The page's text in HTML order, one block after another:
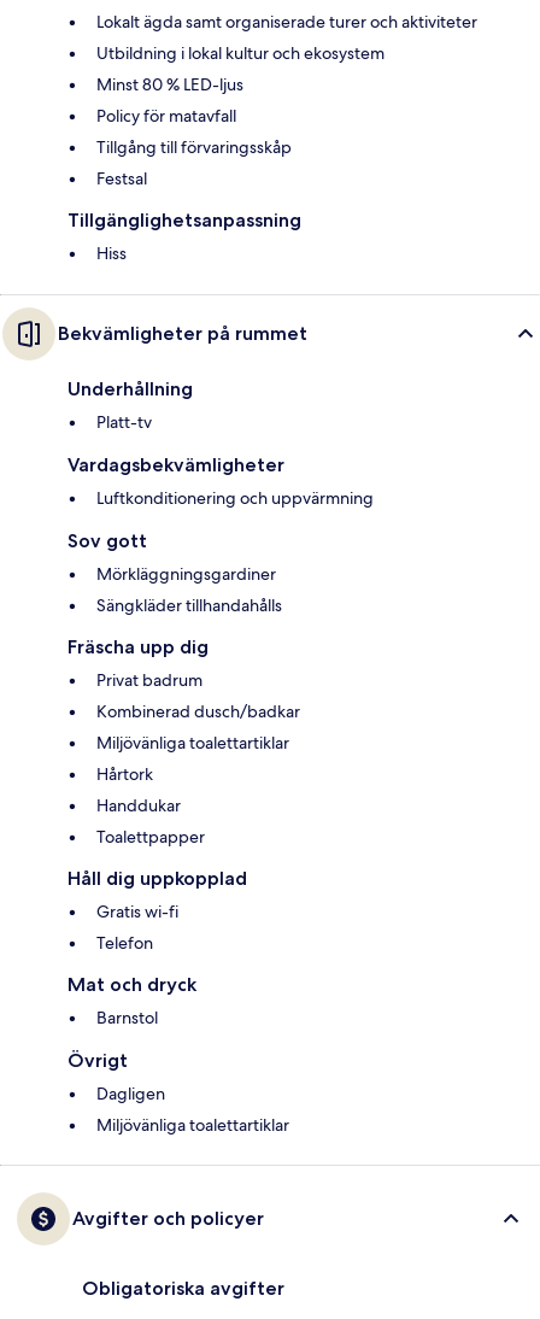
Lokalt ägda samt organiserade turer och aktiviteter
Utbildning i lokal kultur och ekosystem
Minst 80 % LED-ljus
Policy för matavfall
Tillgång till förvaringsskåp
Festsal
Tillgänglighetsanpassning
Hiss
Bekvämligheter på rummet
Underhållning
Platt-tv
Vardagsbekvämligheter
Luftkonditionering och uppvärmning
Sov gott
Mörkläggningsgardiner
Sängkläder tillhandahålls
Fräscha upp dig
Privat badrum
Kombinerad dusch/badkar
Miljövänliga toalettartiklar
Hårtork
Handdukar
Toalettpapper
Håll dig uppkopplad
Gratis wi-fi
Telefon
Mat och dryck
Barnstol
Övrigt
Dagligen
Miljövänliga toalettartiklar
Avgifter och policyer
Obligatoriska avgifter